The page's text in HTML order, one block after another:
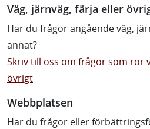
Väg, järnväg, färja eller
Har du frågor angående väg,
annat?
Skriv till oss om frågor som rör
övrigt
Webbplatsen
Har du frågor eller